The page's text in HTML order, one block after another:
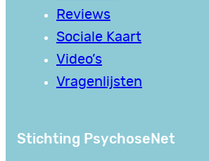
Reviews
Sociale Kaart
Video’s
Vragenlijsten
Stichting PsychoseNet